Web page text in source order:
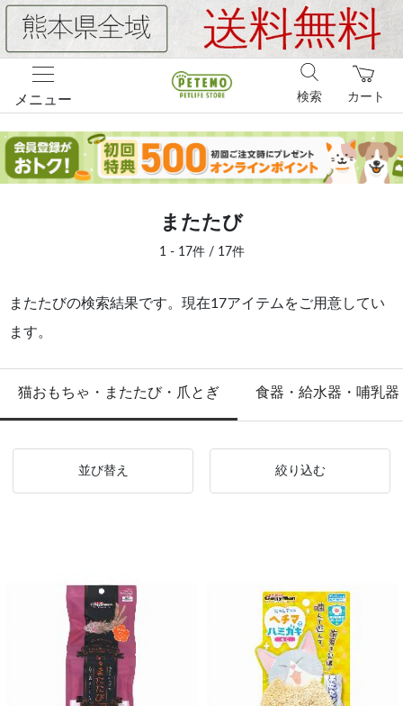
メニュー カート
検索
またたび
1 - 17件 / 17件
またたびの検索結果です。現在17アイテムをご用意してい
ます。
猫おもちゃ・またたび・爪とぎ 食器・給水器・哺乳器
並び替え 絞り込む